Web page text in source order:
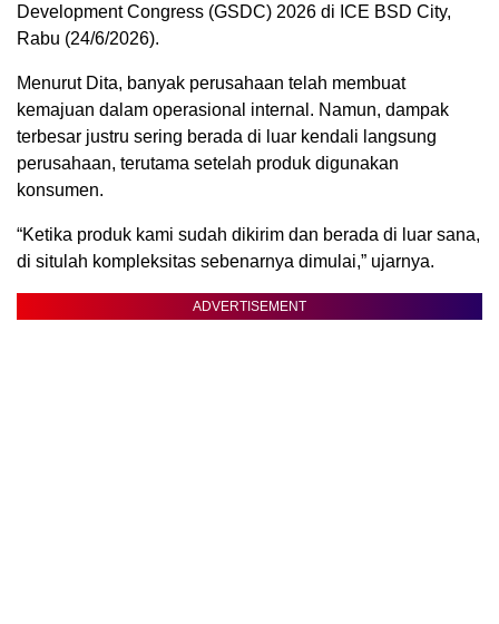
Development Congress (GSDC) 2026 di ICE BSD City,
Rabu (24/6/2026).
Menurut Dita, banyak perusahaan telah membuat
kemajuan dalam operasional internal. Namun, dampak
terbesar justru sering berada di luar kendali langsung
perusahaan, terutama setelah produk digunakan
konsumen.
“Ketika produk kami sudah dikirim dan berada di luar sana,
di situlah kompleksitas sebenarnya dimulai,” ujarnya.
ADVERTISEMENT